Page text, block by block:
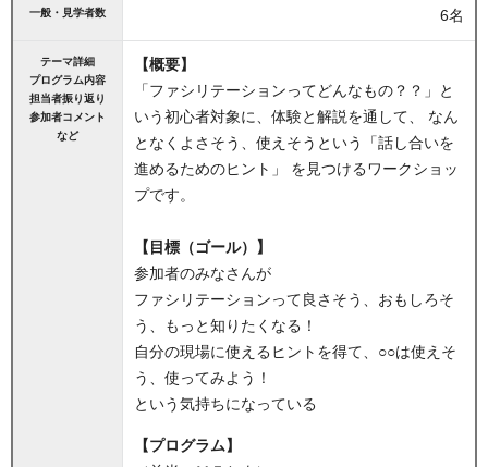
一般・見学者数 6名
テーマ詳細
プログラム内容
担当者振り返り
参加者コメント
など
【概要】
「ファシリテーションってどんなもの？？」と
いう初心者対象に、体験と解説を通して、 なん
となくよさそう、使えそうという「話し合いを
進めるためのヒント」 を見つけるワークショッ
プです。
【目標（ゴール）】
参加者のみなさんが
ファシリテーションって良さそう、おもしろそ
う、もっと知りたくなる！
自分の現場に使えるヒントを得て、○○は使えそ
う、使ってみよう！
という気持ちになっている
【プログラム】